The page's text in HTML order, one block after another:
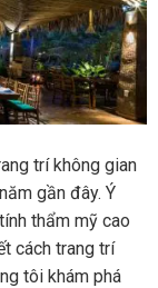
trí không gian
gần đây. Ý
thẩm mỹ cao
cách trang trí
tôi khám phá